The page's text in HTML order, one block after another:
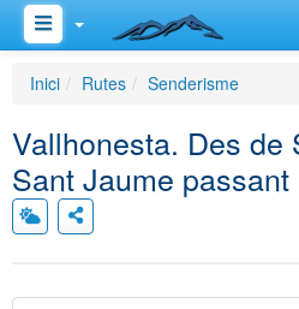
Inici Rutes Senderisme
Vallhonesta. Des de
Sant Jaume